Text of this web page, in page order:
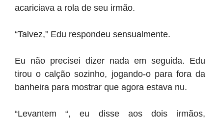
acariciava a rola de seu irmão.
“Talvez,” Edu respondeu sensualmente.
Eu não precisei dizer nada em seguida. Edu
tirou o calção sozinho, jogando-o para fora da
banheira para mostrar que agora estava nu.
“Levantem “, eu disse aos dois irmãos,